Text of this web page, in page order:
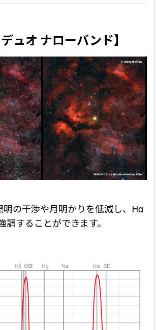
ュオ ナローバンド】
の干渉や月明かりを低減し、 Hα
調することができます。